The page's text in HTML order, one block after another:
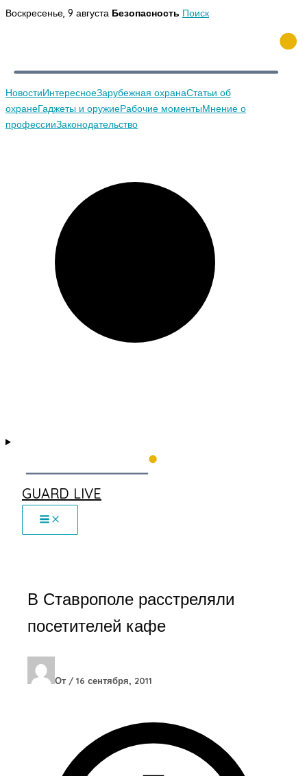
Перейти
Воскресенье, 9 августа Безопасность Поиск
НовостиИнтересноеЗарубежная охранаСтатьи об
охранеГаджеты и оружиеРабочие моментыМнение о
профессииЗаконодательство
GUARD LIVE
В Ставрополе расстреляли
посетителей кафе
От / 16 сентября, 2011